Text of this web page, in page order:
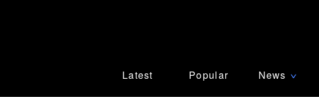
Latest Popular News ∨